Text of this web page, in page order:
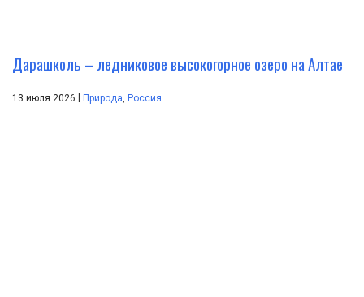
Дарашколь – ледниковое высокогорное озеро на Алтае
13 июля 2026 Природа, Россия